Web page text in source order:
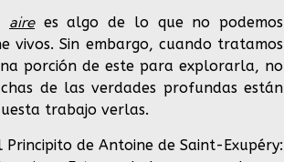
airees algo de lo que no podemos
vivos. Sin embargo, cuando tratamos
porción de este para explorarla, no
de las verdades profundas están
trabajo verlas.
Principito de Antoine de Saint-Exupéry: